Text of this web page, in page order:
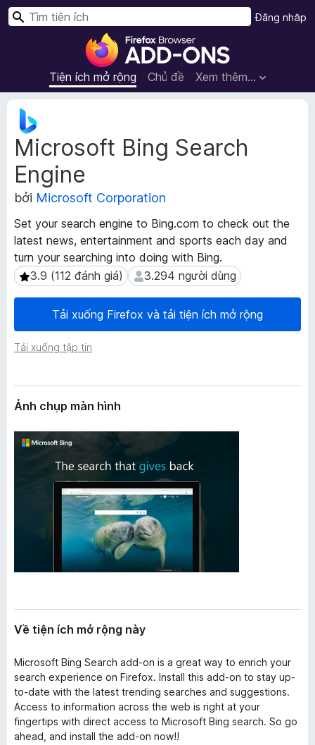
T
ệ
n
h
t
ì
h
d
u
y
ệ
t
F
x
Tiện ích mở rộng Chủ đề Xem thêm…
Đăng nhập
T
Microsoft Bing Search
Engine
bởi Microsoft Corporation
Set your search engine to Bing.com to check out the
latest news, entertainment and sports each day and
turn your searching into doing with Bing.
3.9 (112 đánh giá)
3.9 (112 đánh giá) 3.294 người dùng
3.294 người dùng
Tải xuống Firefox và tải tiện ích mở rộng
Tải xuống tập tin
S
ê
u
d
ữ
l
i
ệ
u
m
ở
g
Ảnh chụp màn hình
Về tiện ích mở rộng này
Microsoft Bing Search add-on is a great way to enrich your
search experience on Firefox. Install this add-on to stay up-
to-date with the latest trending searches and suggestions.
Access to information across the web is right at your
fingertips with direct access to Microsoft Bing search. So go
ahead, and install the add-on now!!